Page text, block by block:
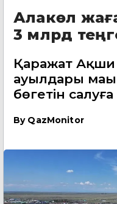
Алакөл
3 млрд
Қаражат
ауылдары
бөгетін
By QazMonitor